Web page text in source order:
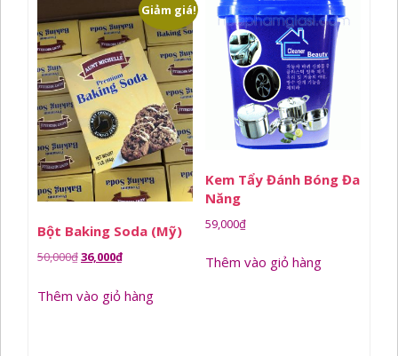
Giảm giá!
Bột Baking Soda (Mỹ)
50,000₫Giá
là:
36,000₫Giá
tại
Thêm vào giỏ hàng
Kem Tẩy Đánh Bóng Đa
Năng
59,000₫
Thêm vào giỏ hàng